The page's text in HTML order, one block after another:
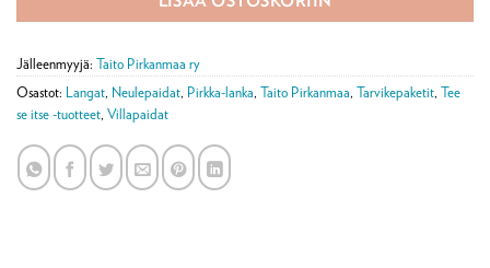
Jälleenmyyjä: Taito Pirkanmaa ry
Osastot: Langat, Neulepaidat, Pirkka-lanka, Taito Pirkanmaa, Tarvikepaketit, Tee
se itse -tuotteet, Villapaidat